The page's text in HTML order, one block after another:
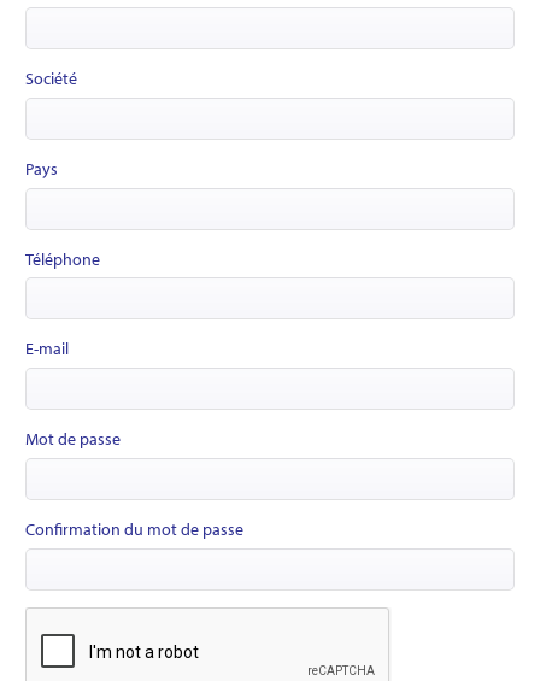
Société
Pays
Téléphone
E-mail
Mot de passe
Confirmation du mot de passe